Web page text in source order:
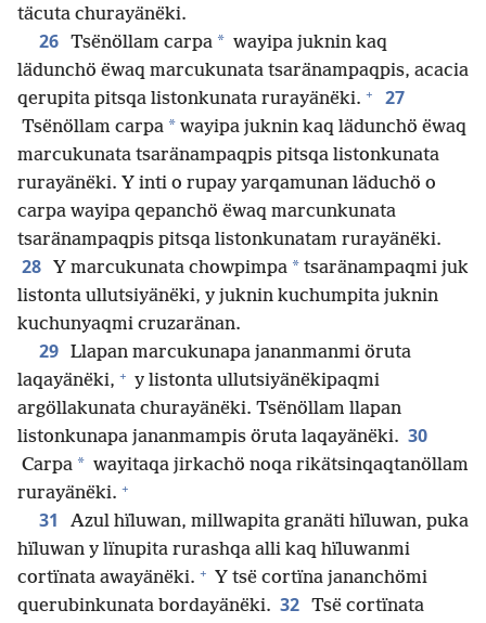
täcuta churayänëki.
26 Tsënöllam carpa * wayipa juknin kaq
lädunchö ëwaq marcukunata tsaränampaqpis, acacia
qerupita pitsqa listonkunata rurayänëki. + 27
Tsënöllam carpa * wayipa juknin kaq lädunchö ëwaq
marcukunata tsaränampaqpis pitsqa listonkunata
rurayänëki. Y inti o rupay yarqamunan läduchö o
carpa wayipa qepanchö ëwaq marcunkunata
tsaränampaqpis pitsqa listonkunatam rurayänëki.
28 Y marcukunata chowpimpa * tsaränampaqmi juk
listonta ullutsiyänëki, y juknin kuchumpita juknin
kuchunyaqmi cruzaränan.
29 Llapan marcukunapa jananmanmi öruta
laqayänëki, + y listonta ullutsiyänëkipaqmi
argöllakunata churayänëki. Tsënöllam llapan
listonkunapa jananmampis öruta laqayänëki. 30
Carpa * wayitaqa jirkachö noqa rikätsinqaqtanöllam
rurayänëki. +
31
Azul hïluwan, millwapita granäti hïluwan, puka
hïluwan y lïnupita rurashqa alli kaq hïluwanmi
cortïnata awayänëki. + Y tsë cortïna jananchömi
querubinkunata bordayänëki. 32 Tsë cortïnata